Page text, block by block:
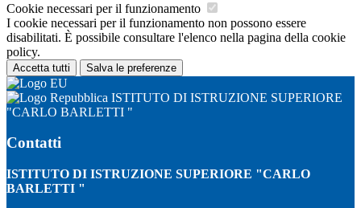
Cookie necessari per il funzionamento
I cookie necessari per il funzionamento non possono essere
disabilitati. È possibile consultare l'elenco nella pagina della cookie
policy.
Accetta tutti Salva le preferenze
ISTITUTO DI ISTRUZIONE SUPERIORE
"CARLO BARLETTI "
Contatti
ISTITUTO DI ISTRUZIONE SUPERIORE "CARLO
BARLETTI "